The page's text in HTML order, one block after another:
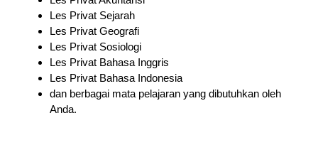
Les Privat Sejarah
Les Privat Geografi
Les Privat Sosiologi
Les Privat Bahasa Inggris
Les Privat Bahasa Indonesia
dan berbagai mata pelajaran yang dibutuhkan oleh
Anda.